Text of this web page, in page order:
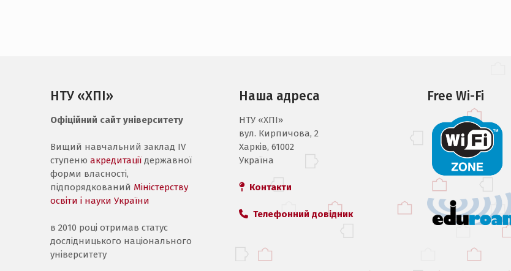
НТУ «ХПІ»
Офіційний сайт університету
Вищий навчальний заклад IV
ступеню акредитації державної
форми власності,
підпорядкований Міністерству
освіти і науки України
в 2010 році отримав статус
дослідницького національного
університету
Наша адреса
НТУ «ХПI»
вул. Кирпичова, 2
Харків, 61002
Україна
Контакти
Телефонний довідник
Free Wi-Fi